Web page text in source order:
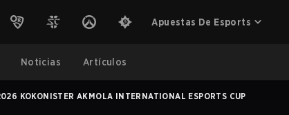
Apuestas De Esports
Noticias Artículos
KOKONISTER AKMOLA INTERNATIONAL ESPORTS CUP